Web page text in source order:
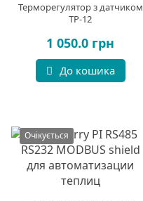
Терморегулятор з датчиком
ТР-12
1 050.0 грн
До кошика
Очікується